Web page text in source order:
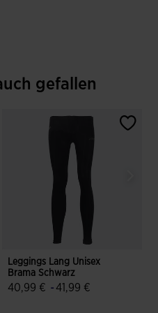
gefallen
Leggings Lang Unisex
Brama Schwarz
40,99 € - 41,99 €